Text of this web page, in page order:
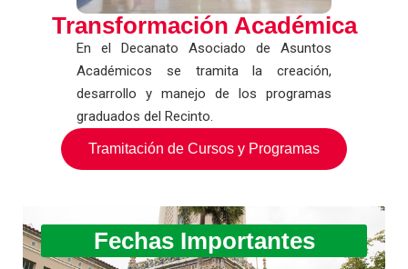
Transformación Académica
En el Decanato Asociado de Asuntos
Académicos se tramita la creación,
desarrollo y manejo de los programas
graduados del Recinto.
Tramitación de Cursos y Programas
Fechas Importantes